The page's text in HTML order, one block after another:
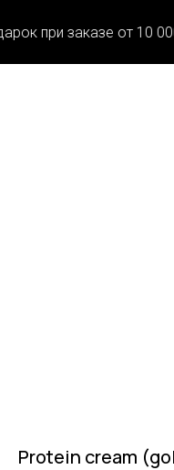
от 10 000 ₽
Protein cream